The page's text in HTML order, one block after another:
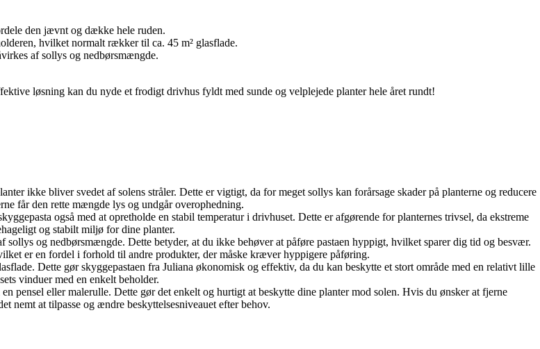
den jævnt og dække hele ruden.
hvilket normalt rækker til ca. 45 m² glasflade.
af sollys og nedbørsmængde.
løsning kan du nyde et frodigt drivhus fyldt med sunde og velplejede planter hele året rundt!
ikke bliver svedet af solens stråler. Dette er vigtigt, da for meget sollys kan forårsage skader på planterne og reducere
får den rette mængde lys og undgår overophedning.
også med at opretholde en stabil temperatur i drivhuset. Dette er afgørende for planternes trivsel, da ekstreme
og stabilt miljø for dine planter.
og nedbørsmængde. Dette betyder, at du ikke behøver at påføre pastaen hyppigt, hvilket sparer dig tid og besvær.
er en fordel i forhold til andre produkter, der måske kræver hyppigere påføring.
Dette gør skyggepastaen fra Juliana økonomisk og effektiv, da du kan beskytte et stort område med en relativt lille
vinduer med en enkelt beholder.
pensel eller malerulle. Dette gør det enkelt og hurtigt at beskytte dine planter mod solen. Hvis du ønsker at fjerne
nemt at tilpasse og ændre beskyttelsesniveauet efter behov.